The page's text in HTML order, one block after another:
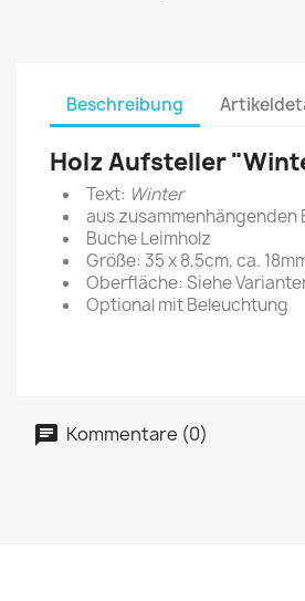
Beschreibung
Holz Aufsteller
Text: Winter
aus zusammenhängenden
Buche Leimholz
Größe: 35 x 8,5cm, ca.
Oberfläche: Siehe
Optional mit Beleuchtung
Kommentare (0)